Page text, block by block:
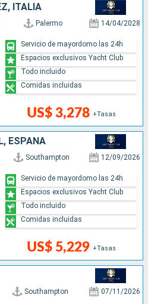
ITALIA
Palermo 14/04/2028
US$ 3,278 +Tasas
Servicio de mayordomo las 24h
Espacios exclusivos Yacht Club
Todo incluido
Comidas incluidas
ESPAÑA
Southampton 12/09/2026
US$ 5,229 +Tasas
Servicio de mayordomo las 24h
Espacios exclusivos Yacht Club
Todo incluido
Comidas incluidas
Southampton 07/11/2026